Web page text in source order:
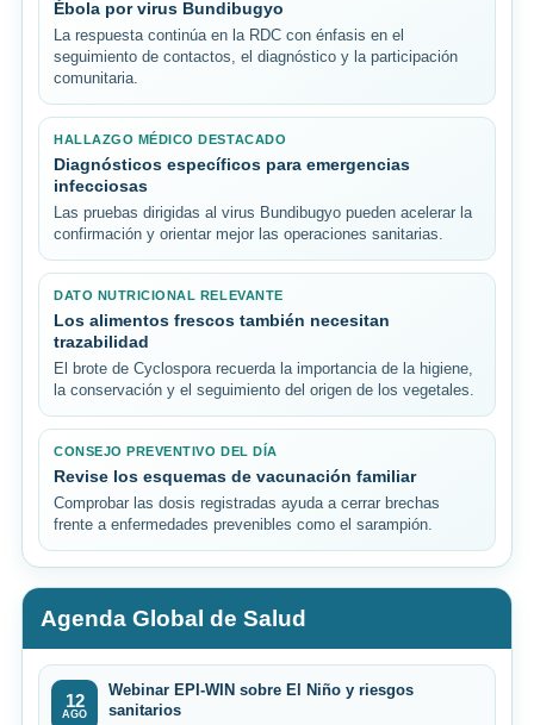
Ébola por virus Bundibugyo
La respuesta continúa en la RDC con énfasis en el
seguimiento de contactos, el diagnóstico y la participación
comunitaria.
HALLAZGO MÉDICO DESTACADO
Diagnósticos específicos para emergencias
infecciosas
Las pruebas dirigidas al virus Bundibugyo pueden acelerar la
confirmación y orientar mejor las operaciones sanitarias.
DATO NUTRICIONAL RELEVANTE
Los alimentos frescos también necesitan
trazabilidad
El brote de Cyclospora recuerda la importancia de la higiene,
la conservación y el seguimiento del origen de los vegetales.
CONSEJO PREVENTIVO DEL DÍA
Revise los esquemas de vacunación familiar
Comprobar las dosis registradas ayuda a cerrar brechas
frente a enfermedades prevenibles como el sarampión.
Agenda Global de Salud
12
AGO
Webinar EPI-WIN sobre El Niño y riesgos
sanitarios